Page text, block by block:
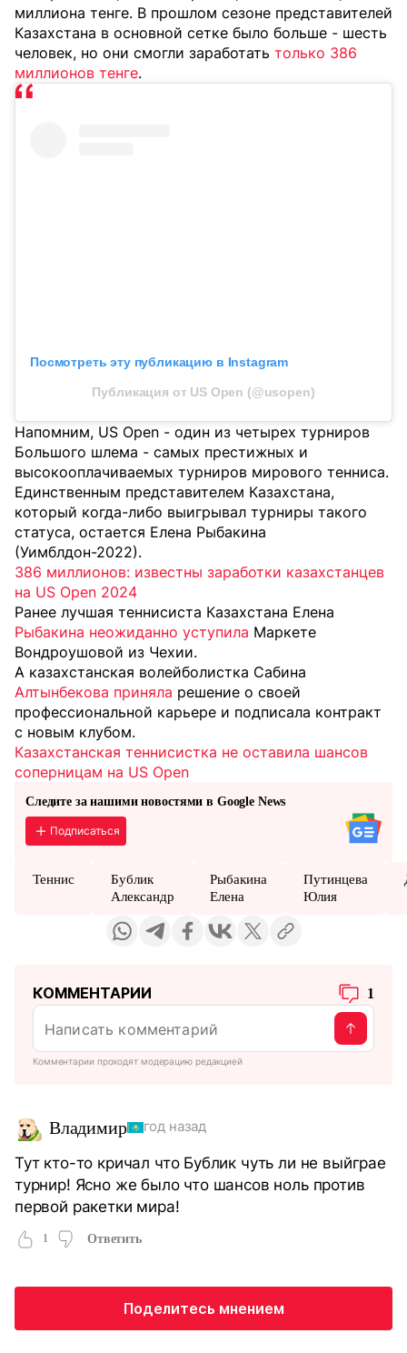
миллиона тенге. В прошлом сезоне представителей
Казахстана в основной сетке было больше - шесть
человек, но они смогли заработать только 386
миллионов тенге.
Посмотреть эту публикацию в Instagram
Публикация от US Open (@usopen)
Напомним, US Open - один из четырех турниров
Большого шлема - самых престижных и
высокооплачиваемых турниров мирового тенниса.
Единственным представителем Казахстана,
который когда-либо выигрывал турниры такого
статуса, остается Елена Рыбакина
(Уимблдон-2022).
386 миллионов: известны заработки казахстанцев
на US Open 2024
Ранее лучшая теннисиста Казахстана Елена
Рыбакина неожиданно уступила Маркете
Вондроушовой из Чехии.
А казахстанская волейболистка Сабина
Алтынбекова приняла решение о своей
профессиональной карьере и подписала контракт
с новым клубом.
Казахстанская теннисистка не оставила шансов
соперницам на US Open
Следите за нашими новостями в Google News
Подписаться
Теннис
Бублик
Александр
Рыбакина
Елена
Путинцева
Юлия
КОММЕНТАРИИ 1
Комментарии проходят модерацию редакцией
Владимир год назад
Тут кто-то кричал что Бублик чуть ли не выйграе
турнир! Ясно же было что шансов ноль против
первой ракетки мира!
1 Ответить
Поделитесь мнением